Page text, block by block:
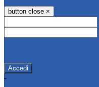
button close ×
-